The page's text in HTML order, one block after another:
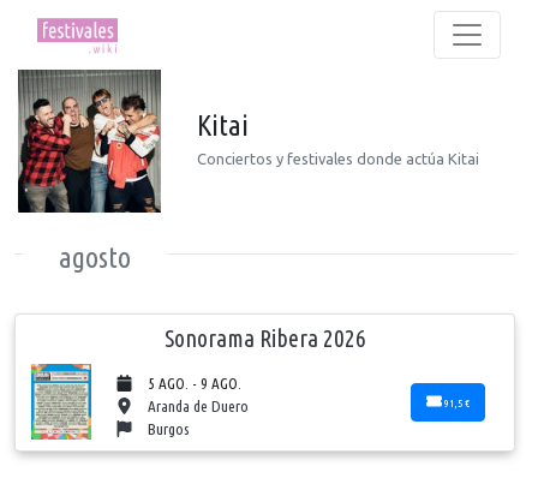
Kitai
Conciertos y festivales donde actúa Kitai
agosto
Sonorama Ribera 2026
5 AGO. - 9 AGO.
Aranda de Duero
Burgos
91,5 €